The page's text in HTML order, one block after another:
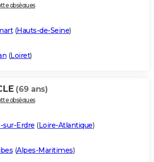
obsèques
(Hauts-de-Seine)
(Loiret)
(69 ans)
obsèques
sur-Erdre (Loire-Atlantique)
(Alpes-Maritimes)